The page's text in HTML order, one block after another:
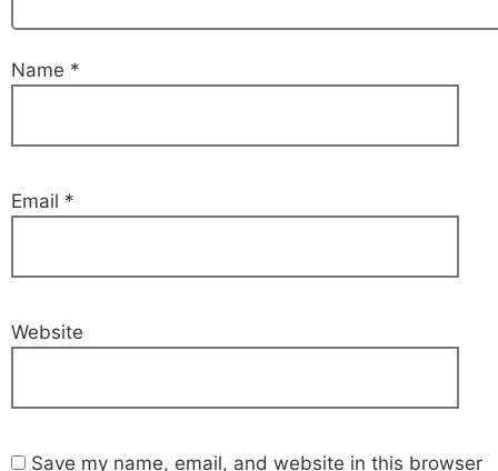
Name *
Email *
Website
Save my name, email, and website in this browser